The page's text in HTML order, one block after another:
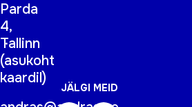
Parda
4,
Tallinn
(asukoht
kaardil)
JÄLGI MEID